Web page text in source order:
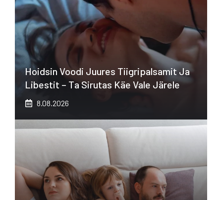
Hoidsin Voodi Juures Tiigripalsamit Ja
Libestit – Ta Sirutas Käe Vale Järele
8.08.2026